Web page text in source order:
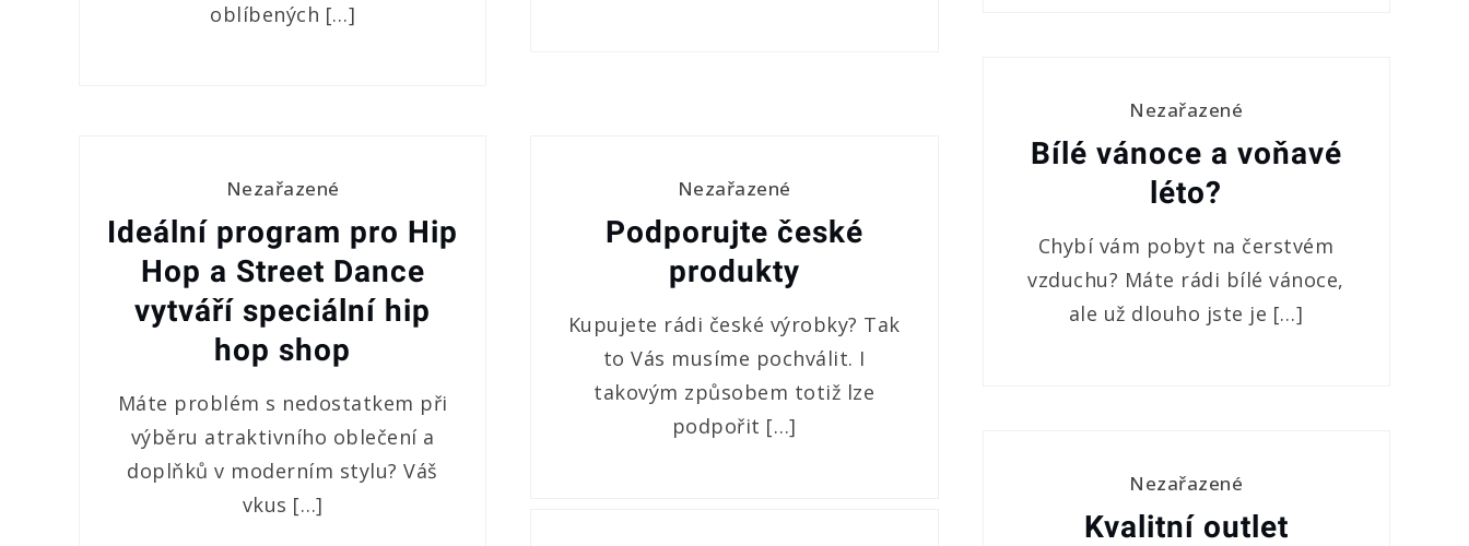
oblíbených […]
Nezařazené
Bílé vánoce a voňavé
léto?
Chybí vám pobyt na čerstvém
vzduchu? Máte rádi bílé vánoce,
ale už dlouho jste je […]
Nezařazené
Ideální program pro Hip
Hop a Street Dance
vytváří speciální hip
hop shop
Máte problém s nedostatkem při
výběru atraktivního oblečení a
doplňků v moderním stylu? Váš
vkus […]
Nezařazené
Podporujte české
produkty
Kupujete rádi české výrobky? Tak
to Vás musíme pochválit. I
takovým způsobem totiž lze
podpořit […]
Nezařazené
Kvalitní outlet